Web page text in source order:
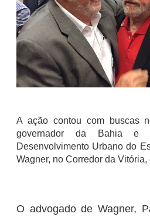
A ação contou com buscas
governador da Bahia e
Desenvolvimento Urbano do
Wagner, no Corredor da Vitória,
O advogado de Wagner,